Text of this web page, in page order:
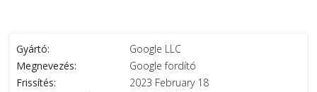
Gyártó:
Google LLC
Megnevezés:
Google fordító
Frissítés:
2023 February 18